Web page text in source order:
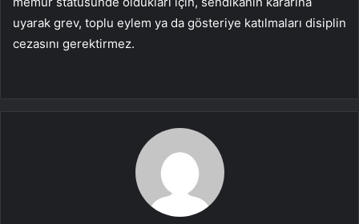
uyarak grev, toplu eylem ya da gösteriye katılmaları disiplin
cezasını gerektirmez.